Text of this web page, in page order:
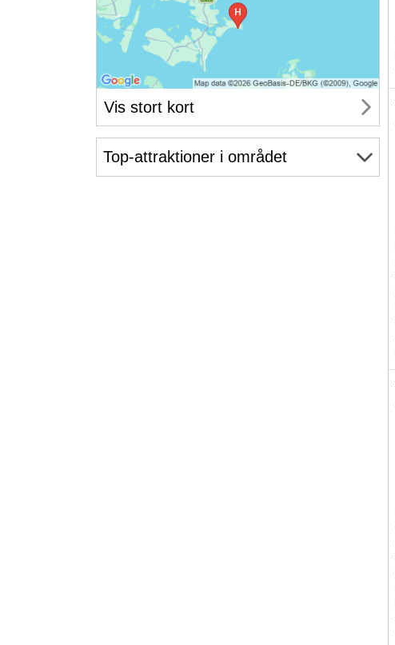
Vis stort kort
Top-attraktioner i området